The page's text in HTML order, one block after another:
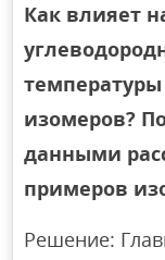
Как влияет
изомеров?
данными
примеров
Решение: